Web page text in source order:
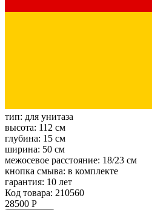
тип: для унитаза
высота: 112 см
глубина: 15 см
ширина: 50 см
межосевое расстояние: 18/23 см
кнопка смыва: в комплекте
гарантия: 10 лет
Код товара: 210560
28500 Р